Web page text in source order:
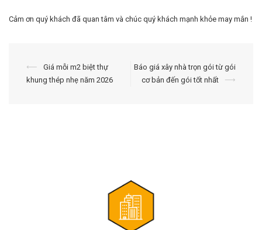
Cảm ơn quý khách đã quan tâm và chúc quý khách mạnh khỏe may mắn !
Điều
hướng
⟵
Giá mỗi m2 biệt thự
khung thép nhẹ năm 2026
Báo giá xây nhà trọn gói từ gói
cơ bản đến gói tốt nhất
⟶